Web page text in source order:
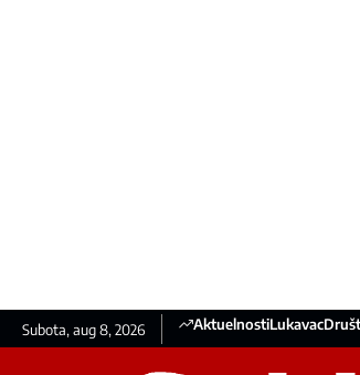
Subota, aug 8, 2026 AktuelnostiLukavac